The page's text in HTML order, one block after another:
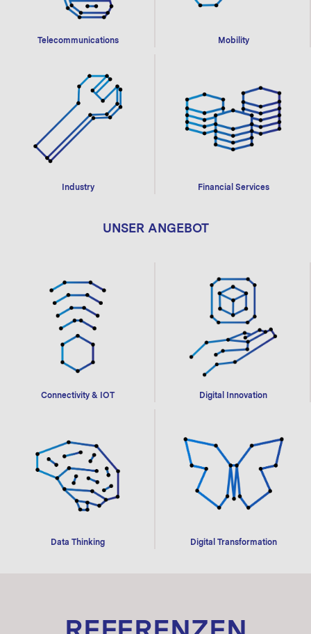
Telecommunications Mobility
Industry Financial Services
UNSER ANGEBOT
Connectivity & IOT Digital Innovation
Data Thinking Digital Transformation